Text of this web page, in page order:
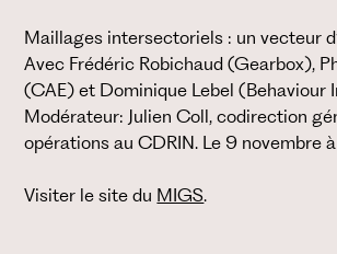
Maillages intersectoriels : un vecteur
Avec Frédéric Robichaud (Gearbox),
(CAE) et Dominique Lebel (Behaviour
Modérateur: Julien Coll, codirection
opérations au CDRIN. Le 9 novembre
Visiter le site duMIGS.